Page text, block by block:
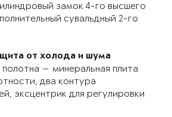
замок 4-го высшего
сувальдный 2-го
от холода и шума
полотна — минеральная плита
два контура
эксцентрик для регулировки